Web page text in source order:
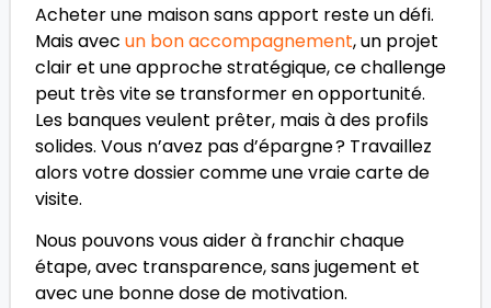
Acheter une maison sans apport reste un défi.
Mais avec un bon accompagnement, un projet
clair et une approche stratégique, ce challenge
peut très vite se transformer en opportunité.
Les banques veulent prêter, mais à des profils
solides. Vous n’avez pas d’épargne ? Travaillez
alors votre dossier comme une vraie carte de
visite.
Nous pouvons vous aider à franchir chaque
étape, avec transparence, sans jugement et
avec une bonne dose de motivation.